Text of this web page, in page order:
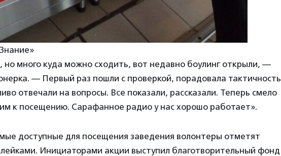
но много куда можно сходить, вот недавно боулинг открыли, —
— Первый раз пошли с проверкой, порадовала тактичность
отвечали на вопросы. Все показали, рассказали. Теперь смело
к посещению. Сарафанное радио у нас хорошо работает».
доступные для посещения заведения волонтеры отметят
Инициаторами акции выступил благотворительный фонд